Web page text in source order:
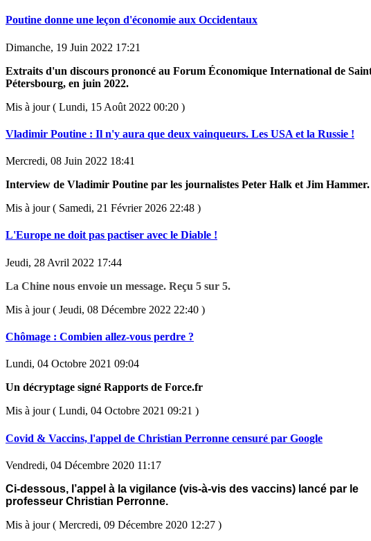
Poutine donne une leçon d'économie aux Occidentaux
Dimanche, 19 Juin 2022 17:21
Extraits d'un discours prononcé au Forum Économique International de
Pétersbourg, en juin 2022.
Mis à jour ( Lundi, 15 Août 2022 00:20 )
Vladimir Poutine : Il n'y aura que deux vainqueurs. Les USA et la Russie !
Mercredi, 08 Juin 2022 18:41
Interview de Vladimir Poutine par les journalistes Peter Halk et Jim Hammer.
Mis à jour ( Samedi, 21 Février 2026 22:48 )
L'Europe ne doit pas pactiser avec le Diable !
Jeudi, 28 Avril 2022 17:44
La Chine nous envoie un message. Reçu 5 sur 5.
Mis à jour ( Jeudi, 08 Décembre 2022 22:40 )
Chômage : Combien allez-vous perdre ?
Lundi, 04 Octobre 2021 09:04
Un décryptage signé Rapports de Force.fr
Mis à jour ( Lundi, 04 Octobre 2021 09:21 )
Covid & Vaccins, l'appel de Christian Perronne censuré par Google
Vendredi, 04 Décembre 2020 11:17
Ci-dessous, l’appel à la vigilance (vis-à-vis des vaccins) lancé par le
professeur Christian Perronne.
Mis à jour ( Mercredi, 09 Décembre 2020 12:27 )